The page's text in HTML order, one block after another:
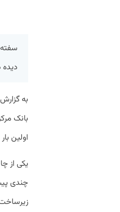
به
بانک
اولین
یکی از
چندی